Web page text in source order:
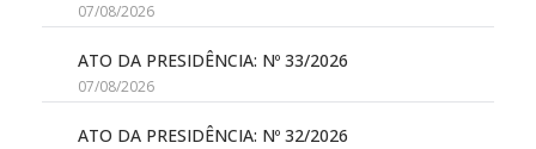
07/08/2026
ATO DA PRESIDÊNCIA: Nº 33/2026
07/08/2026
ATO DA PRESIDÊNCIA: Nº 32/2026